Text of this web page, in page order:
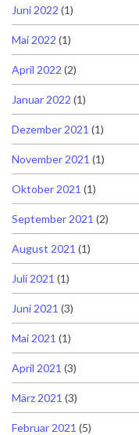
Juni 2022 (1)
Mai 2022 (1)
April 2022 (2)
Januar 2022 (1)
Dezember 2021 (1)
November 2021 (1)
Oktober 2021 (1)
September 2021 (2)
August 2021 (1)
Juli 2021 (1)
Juni 2021 (3)
Mai 2021 (1)
April 2021 (3)
März 2021 (3)
Februar 2021 (5)